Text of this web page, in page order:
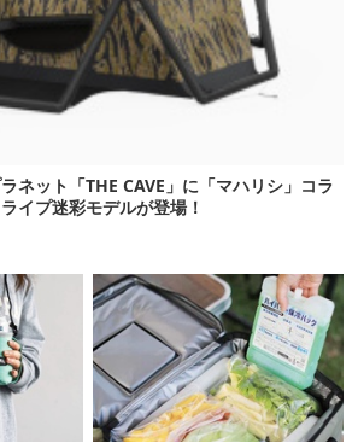
ネット「THE CAVE」に「マハリシ」コラ
イプ迷彩モデルが登場！